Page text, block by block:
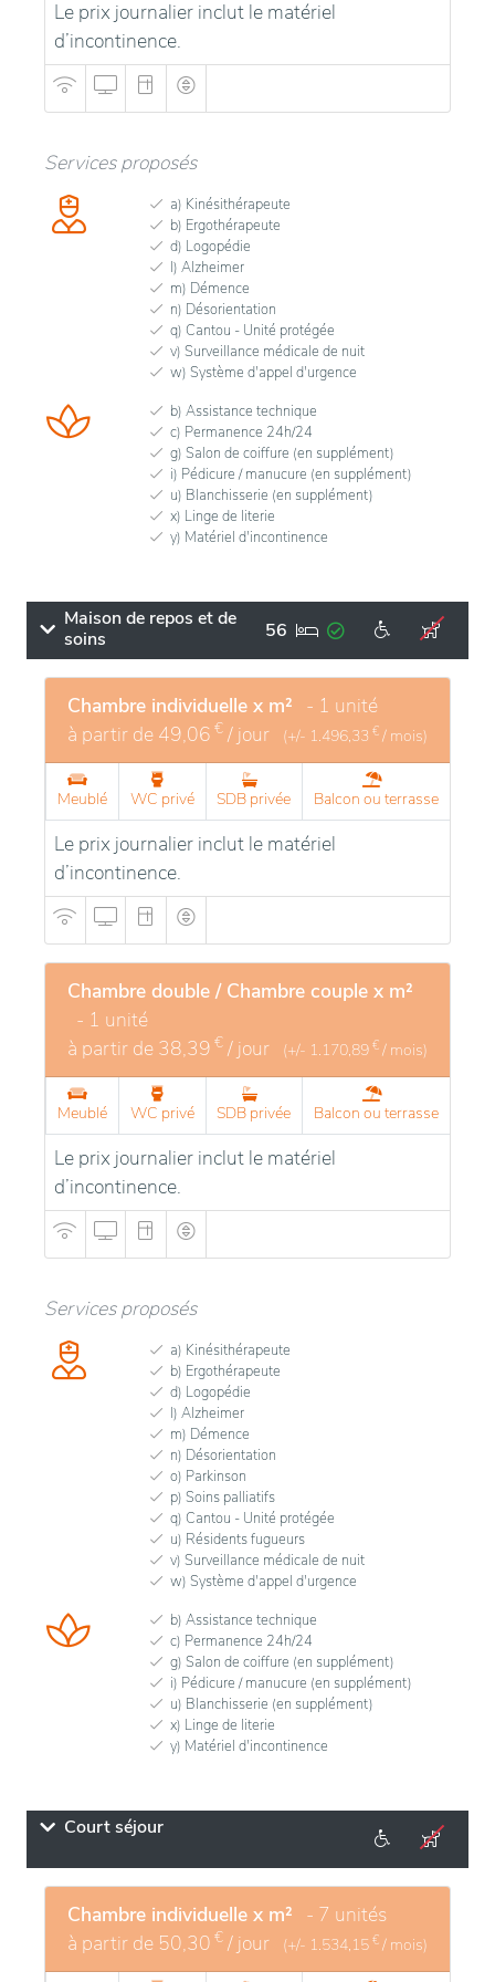
Le prix journalier inclut le matériel
d’incontinence.
Services proposés
a) Kinésithérapeute
b) Ergothérapeute
d) Logopédie
l) Alzheimer
m) Démence
n) Désorientation
q) Cantou - Unité protégée
v) Surveillance médicale de nuit
w) Système d'appel d'urgence
b) Assistance technique
c) Permanence 24h/24
g) Salon de coiffure (en supplément)
i) Pédicure / manucure (en supplément)
u) Blanchisserie (en supplément)
x) Linge de literie
y) Matériel d'incontinence
Maison de repos et de
soins
56
Chambre individuelle x m² - 1 unité
à partir de 49,06 € / jour (+/- 1.496,33 € / mois)
Meublé WC privé SDB privée Balcon ou terrasse
Le prix journalier inclut le matériel
d’incontinence.
Chambre double / Chambre couple x m²
- 1 unité
à partir de 38,39 € / jour (+/- 1.170,89 € / mois)
Meublé WC privé SDB privée Balcon ou terrasse
Le prix journalier inclut le matériel
d’incontinence.
Services proposés
a) Kinésithérapeute
b) Ergothérapeute
d) Logopédie
l) Alzheimer
m) Démence
n) Désorientation
o) Parkinson
p) Soins palliatifs
q) Cantou - Unité protégée
u) Résidents fugueurs
v) Surveillance médicale de nuit
w) Système d'appel d'urgence
b) Assistance technique
c) Permanence 24h/24
g) Salon de coiffure (en supplément)
i) Pédicure / manucure (en supplément)
u) Blanchisserie (en supplément)
x) Linge de literie
y) Matériel d'incontinence
Court séjour
Chambre individuelle x m² - 7 unités
à partir de 50,30 € / jour (+/- 1.534,15 € / mois)